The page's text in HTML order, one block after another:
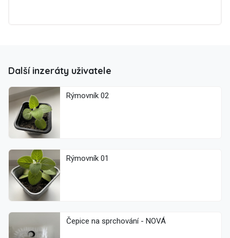
Další inzeráty uživatele
Rýmovník 02
Rýmovník 01
Čepice na sprchování - NOVÁ